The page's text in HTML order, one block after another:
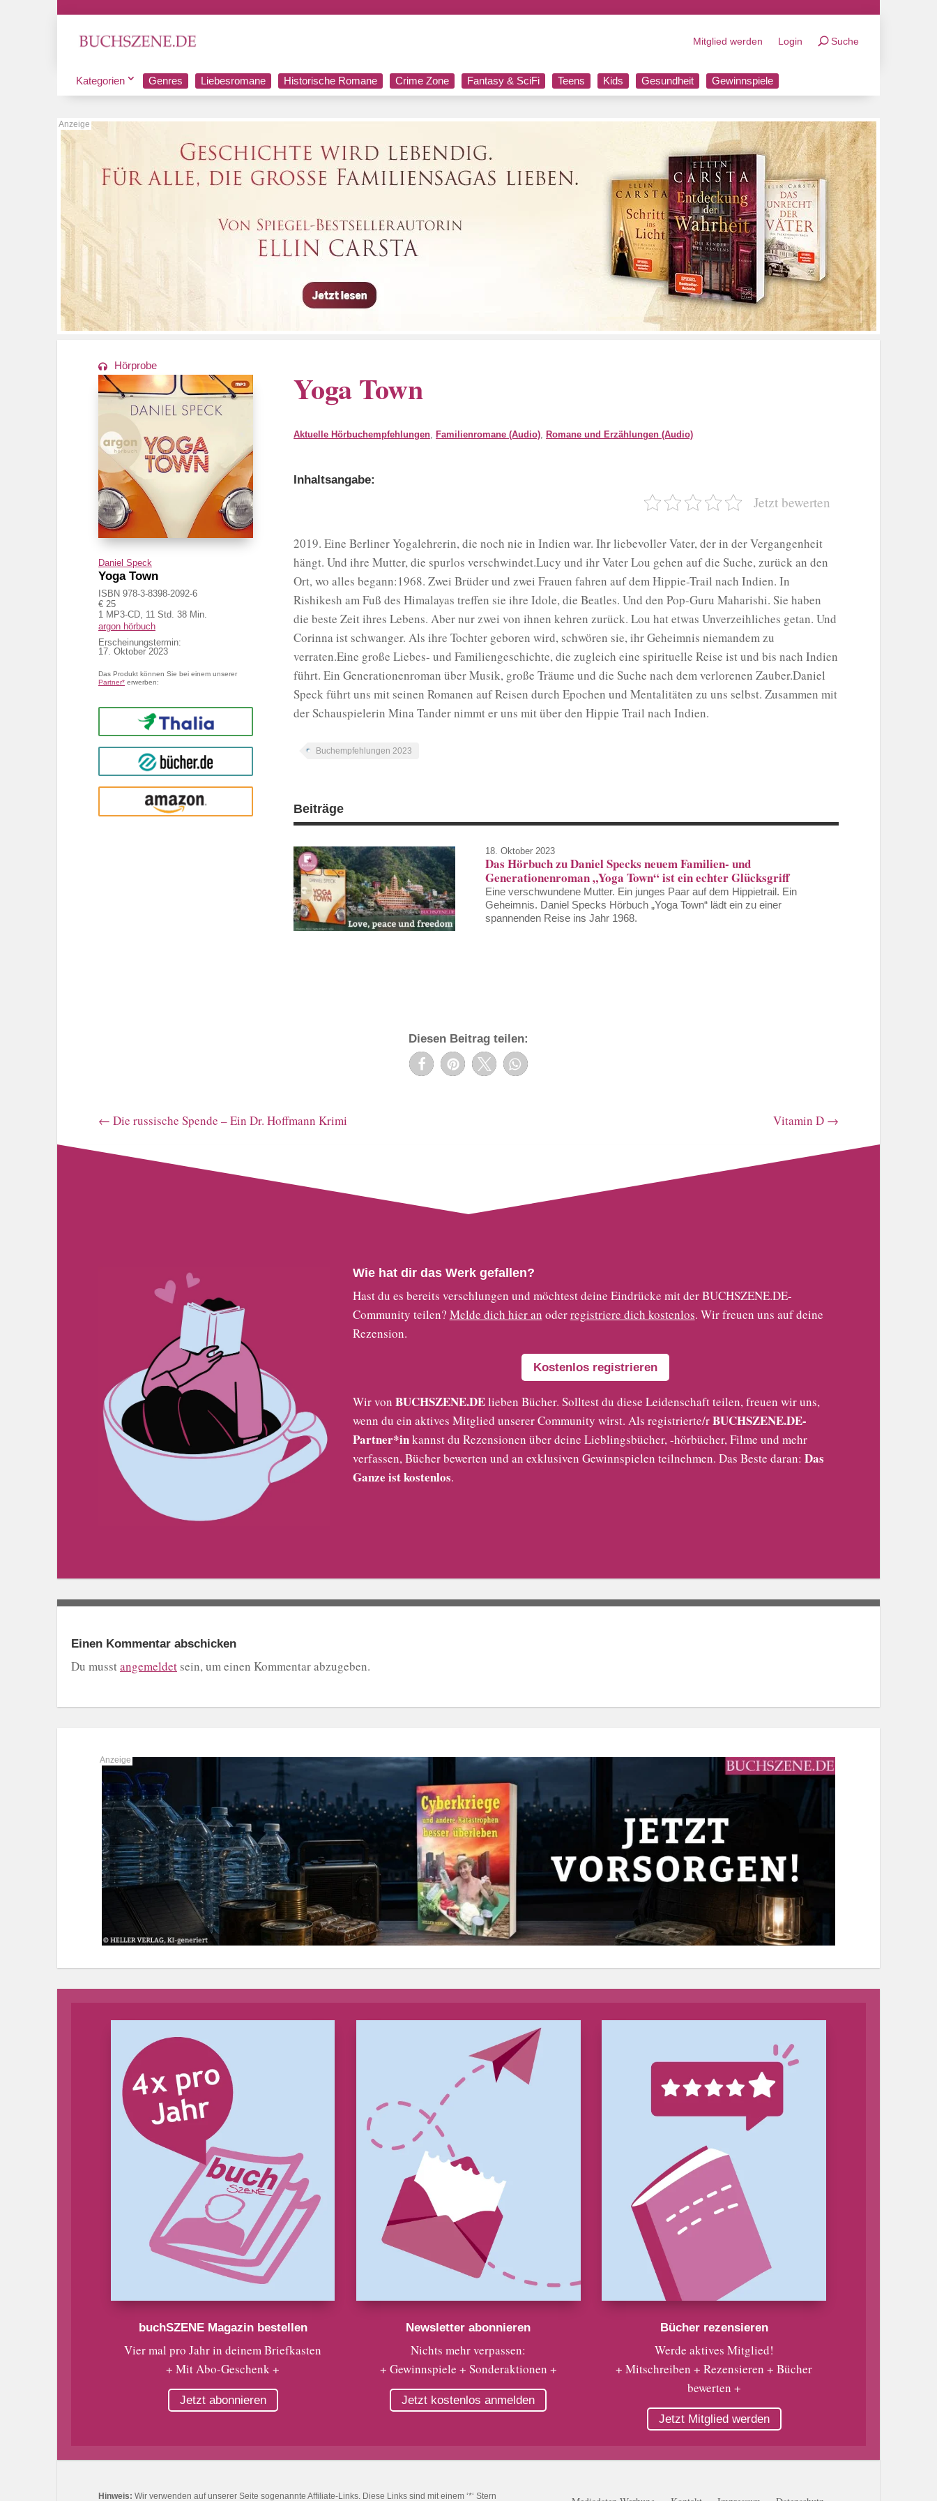
Mitglied werden Login Suche
Kategorien Genres Liebesromane Historische Romane Crime Zone Fantasy & SciFi Teens Kids Gesundheit Gewinnspiele
Hörprobe
Daniel Speck
Yoga Town
ISBN 978-3-8398-2092-6
€ 25
1 MP3-CD, 11 Std. 38 Min.
argon hörbuch
Erscheinungstermin:
17. Oktober 2023
Das Produkt können Sie bei einem unserer
Partner* erwerben:
Thalia
buecher.de
Amazon
Yoga Town
Aktuelle Hörbuchempfehlungen, Familienromane (Audio), Romane und Erzählungen (Audio)
Inhaltsangabe:
Jetzt bewerten
2019. Eine Berliner Yogalehrerin, die noch nie in Indien war. Ihr liebevoller Vater, der in der Vergangenheit
hängt. Und ihre Mutter, die spurlos verschwindet.Lucy und ihr Vater Lou gehen auf die Suche, zurück an den
Ort, wo alles begann:1968. Zwei Brüder und zwei Frauen fahren auf dem Hippie-Trail nach Indien. In
Rishikesh am Fuß des Himalayas treffen sie ihre Idole, die Beatles. Und den Pop-Guru Maharishi. Sie haben
die beste Zeit ihres Lebens. Aber nur zwei von ihnen kehren zurück. Lou hat etwas Unverzeihliches getan. Und
Corinna ist schwanger. Als ihre Tochter geboren wird, schwören sie, ihr Geheimnis niemandem zu
verraten.Eine große Liebes- und Familiengeschichte, die zugleich eine spirituelle Reise ist und bis nach Indien
führt. Ein Generationenroman über Musik, große Träume und die Suche nach dem verlorenen Zauber.Daniel
Speck führt uns mit seinen Romanen auf Reisen durch Epochen und Mentalitäten zu uns selbst. Zusammen mit
der Schauspielerin Mina Tander nimmt er uns mit über den Hippie Trail nach Indien.
Buchempfehlungen 2023
Beiträge
18. Oktober 2023
Das Hörbuch zu Daniel Specks neuem Familien- und
Generationenroman „Yoga Town“ ist ein echter Glücksgriff
Eine verschwundene Mutter. Ein junges Paar auf dem Hippietrail. Ein
Geheimnis. Daniel Specks Hörbuch „Yoga Town“ lädt ein zu einer
spannenden Reise ins Jahr 1968.
Diesen Beitrag teilen:
← Die russische Spende – Ein Dr. Hoffmann Krimi Vitamin D →
Wie hat dir das Werk gefallen?
Hast du es bereits verschlungen und möchtest deine Eindrücke mit der BUCHSZENE.DE-
Community teilen? Melde dich hier an oderregistriere dich kostenlos. Wir freuen uns auf deine
Rezension.
Kostenlos registrieren
Wir von BUCHSZENE.DElieben Bücher. Solltest du diese Leidenschaft teilen, freuen wir uns,
wenn du ein aktives Mitglied unserer Community wirst. Als registrierte/rBUCHSZENE.DE-
Partner*inkannst du Rezensionen über deine Lieblingsbücher, -hörbücher, Filme und mehr
verfassen, Bücher bewerten und an exklusiven Gewinnspielen teilnehmen. Das Beste daran: Das
Ganze ist kostenlos.
Einen Kommentar abschicken
Du musstangemeldet sein, um einen Kommentar abzugeben.
buchSZENE Magazin bestellen
Vier mal pro Jahr in deinem Briefkasten
+ Mit Abo-Geschenk +
Jetzt abonnieren
Newsletter abonnieren
Nichts mehr verpassen:
+ Gewinnspiele + Sonderaktionen +
Jetzt kostenlos anmelden
Bücher rezensieren
Werde aktives Mitglied!
+ Mitschreiben + Rezensieren + Bücher
bewerten +
Jetzt Mitglied werden
Hinweis: Wir verwenden auf unserer Seite sogenannte Affiliate-Links. Diese Links sind mit einem ‘*‘ Stern